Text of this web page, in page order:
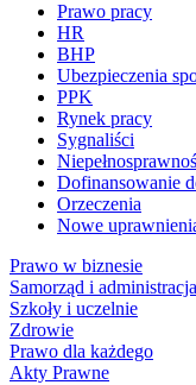
Prawo pracy
HR
BHP
Ubezpieczenia
PPK
Rynek pracy
Sygnaliści
Dofinansowanie
Orzeczenia
Nowe
Prawo w biznesie
Samorząd i administracja
Szkoły i uczelnie
Zdrowie
Prawo dla każdego
Akty Prawne